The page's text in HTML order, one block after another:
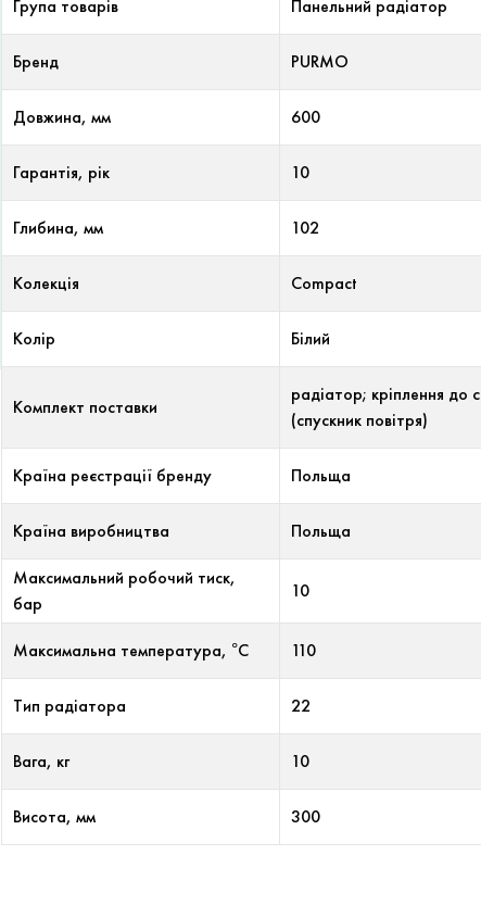
Група товарів Панельний радіатор
Бренд PURMO
Довжина, мм 600
Гарантія, рік 10
Глибина, мм 102
Колекція Compact
Колір Білий
Комплект поставки
радіатор; кріплення до
(спускник повітря)
Країна реєстрації бренду Польща
Країна виробництва Польща
Максимальний робочий тиск,
бар
10
Максимальна температура, °С 110
Тип радіатора 22
Вага, кг 10
Висота, мм 300